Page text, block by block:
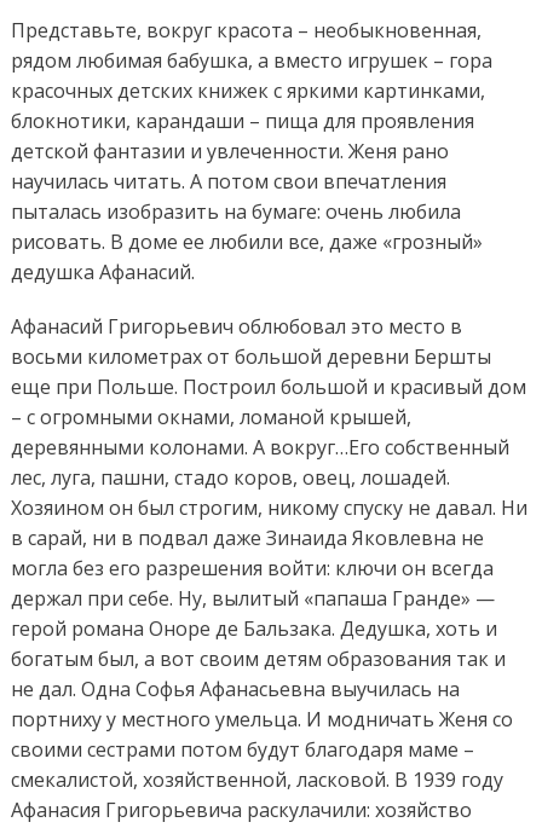
Представьте, вокруг красота – необыкновенная,
рядом любимая бабушка, а вместо игрушек – гора
красочных детских книжек с яркими картинками,
блокнотики, карандаши – пища для проявления
детской фантазии и увлеченности. Женя рано
научилась читать. А потом свои впечатления
пыталась изобразить на бумаге: очень любила
рисовать. В доме ее любили все, даже «грозный»
дедушка Афанасий.
Афанасий Григорьевич облюбовал это место в
восьми километрах от большой деревни Бершты
еще при Польше. Построил большой и красивый дом
– с огромными окнами, ломаной крышей,
деревянными колонами. А вокруг…Его собственный
лес, луга, пашни, стадо коров, овец, лошадей.
Хозяином он был строгим, никому спуску не давал. Ни
в сарай, ни в подвал даже Зинаида Яковлевна не
могла без его разрешения войти: ключи он всегда
держал при себе. Ну, вылитый «папаша Гранде» —
герой романа Оноре де Бальзака. Дедушка, хоть и
богатым был, а вот своим детям образования так и
не дал. Одна Софья Афанасьевна выучилась на
портниху у местного умельца. И модничать Женя со
своими сестрами потом будут благодаря маме –
смекалистой, хозяйственной, ласковой. В 1939 году
Афанасия Григорьевича раскулачили: хозяйство